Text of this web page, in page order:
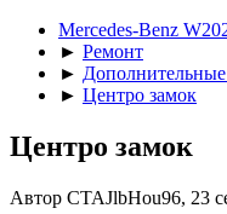
Mercedes-Benz
► Ремонт
►
► Центро замок
Центро замок
Автор CTAJlbHou96, 23